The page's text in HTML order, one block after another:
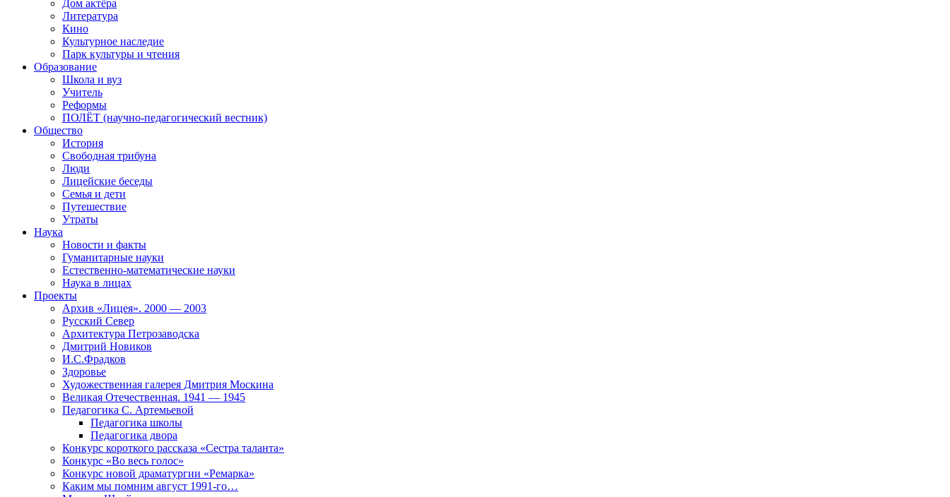
Дом актёра
Литература
Кино
Культурное наследие
Парк культуры и чтения
Образование
Школа и вуз
Учитель
Реформы
ПОЛЁТ (научно-педагогический вестник)
Общество
История
Свободная трибуна
Люди
Лицейские беседы
Семья и дети
Путешествие
Утраты
Наука
Новости и факты
Гуманитарные науки
Естественно-математические науки
Наука в лицах
Проекты
Архив «Лицея». 2000 — 2003
Русский Север
Архитектура Петрозаводска
Дмитрий Новиков
И.С.Фрадков
Здоровье
Художественная галерея Дмитрия Москина
Великая Отечественная. 1941 — 1945
Педагогика С. Артемьевой
Педагогика школы
Педагогика двора
Конкурс короткого рассказа «Сестра таланта»
Конкурс «Во весь голос»
Конкурс новой драматургии «Ремарка»
Каким мы помним август 1991-го…